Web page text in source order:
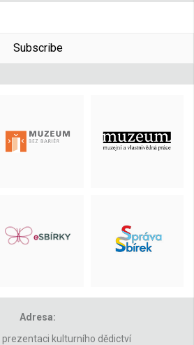
Subscribe
Adresa:
kulturního dědictví